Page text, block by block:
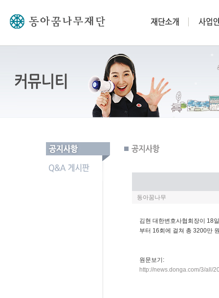
동아꿈나무
김현 대한변호사협회장이 18
부터 16회에 걸쳐 총 3200만
원문보기:
http://news.donga.com/3/all/